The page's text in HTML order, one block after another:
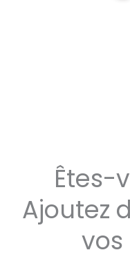
Êtes-
Ajoutez